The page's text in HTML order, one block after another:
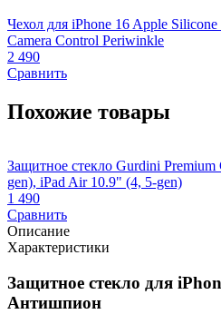
Чехол для iPhone 16 Apple
Camera Control Periwinkle
2 490
Сравнить
Похожие товары
Защитное стекло Gurdini Premium
gen), iPad Air 10.9" (4, 5-gen)
1 490
Сравнить
Описание
Характеристики
Защитное стекло для
Антишпион